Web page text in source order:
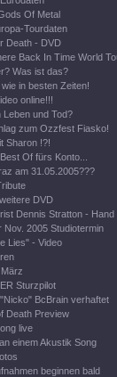
Of Metal
Tourdaten
Death - DVD
Back In Time World
Was ist das?
in besten Zeiten!
online!!!
Leben und Tod?
zum Ozzfest Fiasko!
Sharon !?!
Of fürs Konto...
am 31.05.2005???
DVD
Dennis Stratton -
Nov. 2005 Studiotermin
Lies" - Video
Sturzpilot
BcBrain verhaftet
Death Preview
live
einem Akustik Song
beginnen bald